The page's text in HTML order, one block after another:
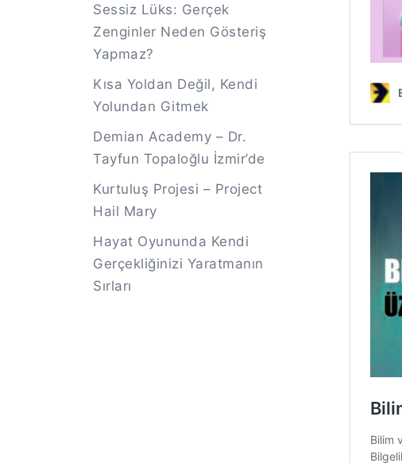
Sessiz Lüks: Gerçek
Zenginler Neden Gösteriş
Yapmaz?
Kısa Yoldan Değil, Kendi
Yolundan Gitmek
Demian Academy – Dr.
Tayfun Topaloğlu İzmir’de
Kurtuluş Projesi – Project
Hail Mary
Hayat Oyununda Kendi
Gerçekliğinizi Yaratmanın
Sırları